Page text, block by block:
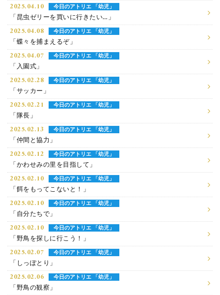
2025.04.10 今日のアトリエ 「幼児」
「昆虫ゼリーを買いに行きたい…」
2025.04.08 今日のアトリエ 「幼児」
「蝶々を捕まえるぞ」
2025.04.07 今日のアトリエ 「幼児」
「入園式」
2025.02.28 今日のアトリエ 「幼児」
「サッカー」
2025.02.21 今日のアトリエ 「幼児」
「隊長」
2025.02.13 今日のアトリエ 「幼児」
「仲間と協力」
2025.02.12 今日のアトリエ 「幼児」
「かわせみの里を目指して」
2025.02.10 今日のアトリエ 「幼児」
「餌をもってこないと！」
2025.02.10 今日のアトリエ 「幼児」
「自分たちで」
2025.02.10 今日のアトリエ 「幼児」
「野鳥を探しに行こう！」
2025.02.07 今日のアトリエ 「幼児」
「しっぽとり」
2025.02.06 今日のアトリエ 「幼児」
「野鳥の観察」